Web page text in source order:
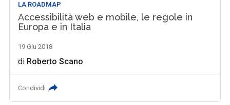
LA ROADMAP
Accessibilità web e mobile, le regole in
Europa e in Italia
19 Giu 2018
di Roberto Scano
Condividi